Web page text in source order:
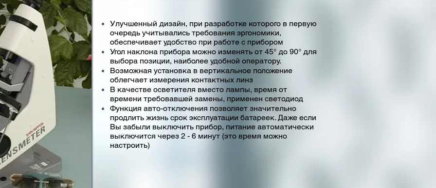
Улучшенный дизайн, при разработке которого в первую
очередь учитывались требования эргономики,
обеспечивает удобство при работе с прибором
Угол наклона прибора можно изменять от 45° до 90° для
выбора позиции, наиболее удобной оператору.
Возможная установка в вертикальное положение
облегчает измерения контактных линз
В качестве осветителя вместо лампы, время от
времени требовавшей замены, применен светодиод
Функция авто-отключения позволяет значительно
продлить жизнь срок эксплуатации батареек. Даже если
Вы забыли выключить прибор, питание автоматически
выключится через 2 - 6 минут (это время можно
настроить)